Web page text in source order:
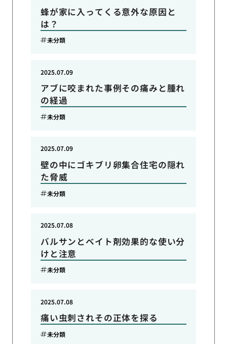
蜂が家に入ってくる意外な原因と
は？
未分類
アブに咬まれた事例その痛みと腫れ
の経過
2025.07.09
未分類
壁の中にゴキブリ卵集合住宅の隠れ
た脅威
2025.07.09
未分類
バルサンとベイト剤効果的な使い分
けと注意
2025.07.08
未分類
痛い虫刺されその正体を探る
2025.07.08
未分類